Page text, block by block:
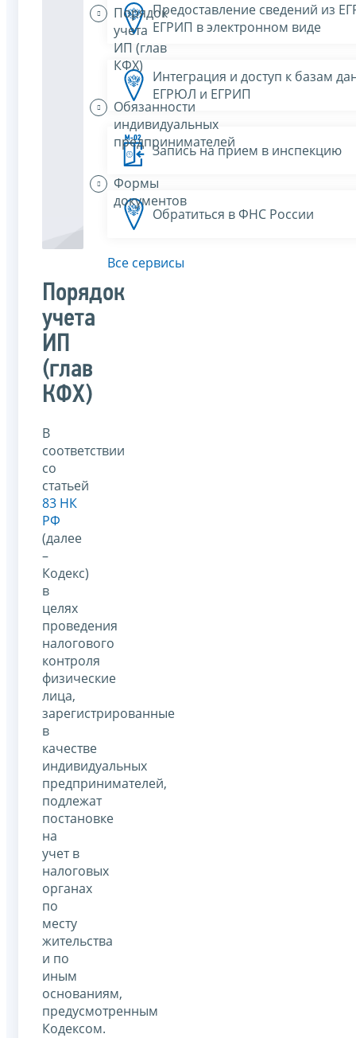
Порядок
учета
ИП (глав
КФХ)
Обязанности
индивидуальных
предпринимателей
Формы
документов
Порядок
учета
ИП
(глав
КФХ)
В
соответствии
со
статьей
83 НК
РФ
(далее
–
Кодекс)
в
целях
проведения
налогового
контроля
физические
лица,
зарегистрированные
в
качестве
индивидуальных
предпринимателей,
подлежат
постановке
на
учет в
налоговых
органах
по
месту
жительства
и по
иным
основаниям,
предусмотренным
Кодексом.
Предоставление сведений из
ЕГРИП в электронном виде
Интеграция и доступ к базам
ЕГРЮЛ и ЕГРИП
Запись на прием в инспекцию
Обратиться в ФНС России
Все сервисы